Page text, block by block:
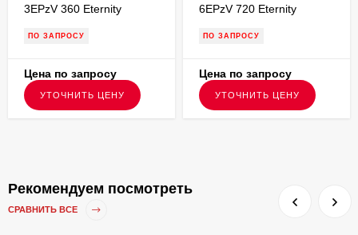
3EPzV 360 Eternity
1035х353х784
ПО ЗАПРОСУ
Цена по запросу
УТОЧНИТЬ ЦЕНУ
6EPzV 720 Eternity
1035х620х784
ПО ЗАПРОСУ
Цена по запросу
УТОЧНИТЬ ЦЕНУ
Рекомендуем посмотреть
СРАВНИТЬ ВСЕ